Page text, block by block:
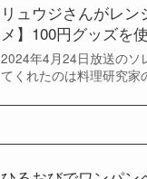
リュウジさんがレ
メ】100円グッズを
2024年4月24日放送のソ
てくれたのは料理研究